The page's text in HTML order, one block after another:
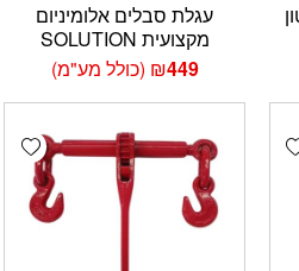
עגלת סבלים אלומיניום
מקצועית SOLUTION
₪449 (כולל מע"מ)
Add wishlist